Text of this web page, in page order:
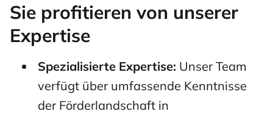
Sie profitieren von unserer
Expertise
Spezialisierte Expertise: Unser Team
verfügt über umfassende Kenntnisse
der Förderlandschaft in